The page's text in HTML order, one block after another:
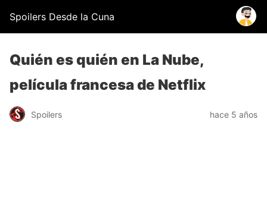
Spoilers Desde la Cuna
Quién es quién en La Nube,
película francesa de Netflix
Spoilers hace 5 años